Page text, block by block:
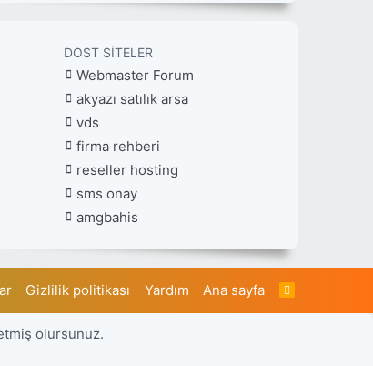
DOST SITELER
Webmaster Forum
akyazı satılık arsa
vds
firma rehberi
reseller hosting
sms onay
amgbahis
Gizlilik politikası Yardım Ana sayfa
R
olursunuz.